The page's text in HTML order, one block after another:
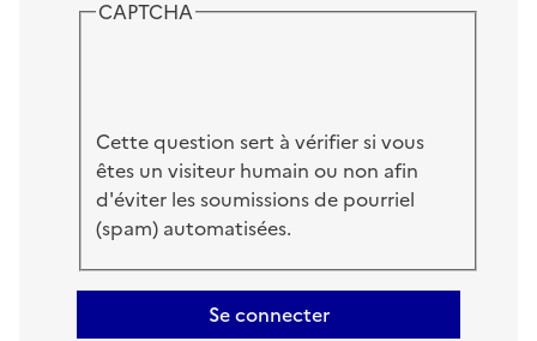
CAPTCHA
Cette question sert à vérifier si vous
êtes un visiteur humain ou non afin
d'éviter les soumissions de pourriel
(spam) automatisées.
Se connecter